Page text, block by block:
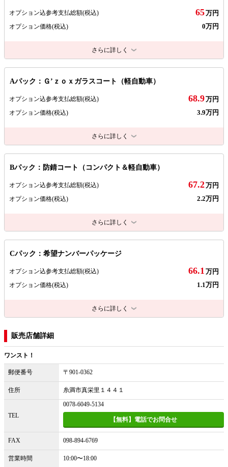
オプション込参考支払総額(税込) 65万円
オプション価格(税込) 0万円
さらに詳しく
Aパック：Ｇ’ｚｏｘガラスコート（軽自動車）
オプション込参考支払総額(税込) 68.9万円
オプション価格(税込) 3.9万円
さらに詳しく
Bパック：防錆コート（コンパクト＆軽自動車）
オプション込参考支払総額(税込) 67.2万円
オプション価格(税込) 2.2万円
さらに詳しく
Cパック：希望ナンバーパッケージ
オプション込参考支払総額(税込) 66.1 万円
オプション価格(税込) 1.1万円
さらに詳しく
販売店舗詳細
ワンスト！
郵便番号 〒901-0362
住所 糸満市真栄里１４４１
TEL
0078-6049-5134
【無料】電話でお問合せ
FAX 098-894-6769
営業時間 10:00〜18:00